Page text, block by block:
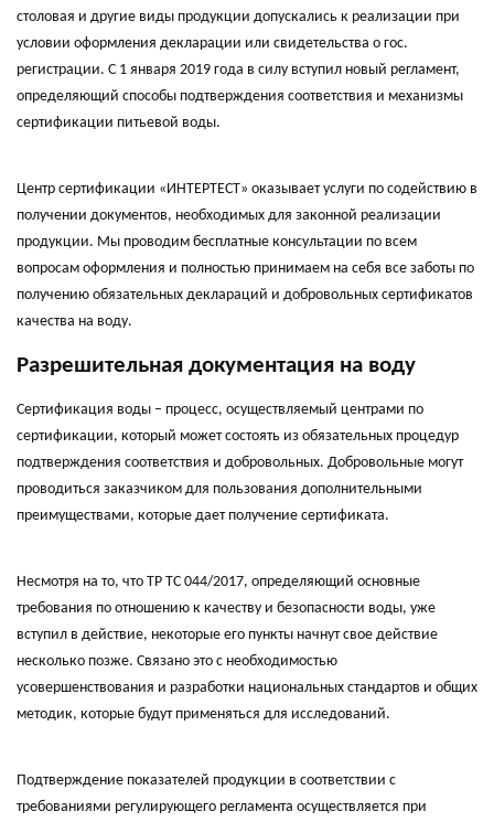
столовая и другие виды продукции допускались к реализации при
условии оформления декларации или свидетельства о гос.
регистрации. С 1 января 2019 года в силу вступил новый регламент,
определяющий способы подтверждения соответствия и механизмы
сертификации питьевой воды.
Центр сертификации «ИНТЕРТЕСТ» оказывает услуги по содействию в
получении документов, необходимых для законной реализации
продукции. Мы проводим бесплатные консультации по всем
вопросам оформления и полностью принимаем на себя все заботы по
получению обязательных деклараций и добровольных сертификатов
качества на воду.
Разрешительная документация на воду
Сертификация воды – процесс, осуществляемый центрами по
сертификации, который может состоять из обязательных процедур
подтверждения соответствия и добровольных. Добровольные могут
проводиться заказчиком для пользования дополнительными
преимуществами, которые дает получение сертификата.
Несмотря на то, что ТР ТС 044/2017, определяющий основные
требования по отношению к качеству и безопасности воды, уже
вступил в действие, некоторые его пункты начнут свое действие
несколько позже. Связано это с необходимостью
усовершенствования и разработки национальных стандартов и общих
методик, которые будут применяться для исследований.
Подтверждение показателей продукции в соответствии с
требованиями регулирующего регламента осуществляется при